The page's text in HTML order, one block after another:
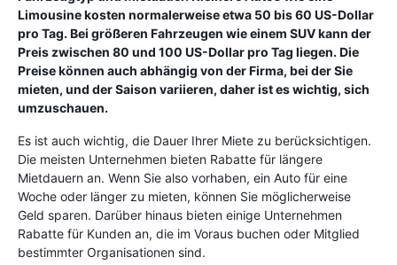
Limousine kosten normalerweise etwa 50 bis 60 US-Dollar
pro Tag. Bei größeren Fahrzeugen wie einem SUV kann der
Preis zwischen 80 und 100 US-Dollar pro Tag liegen. Die
Preise können auch abhängig von der Firma, bei der Sie
mieten, und der Saison variieren, daher ist es wichtig, sich
umzuschauen.
Es ist auch wichtig, die Dauer Ihrer Miete zu berücksichtigen.
Die meisten Unternehmen bieten Rabatte für längere
Mietdauern an. Wenn Sie also vorhaben, ein Auto für eine
Woche oder länger zu mieten, können Sie möglicherweise
Geld sparen. Darüber hinaus bieten einige Unternehmen
Rabatte für Kunden an, die im Voraus buchen oder Mitglied
bestimmter Organisationen sind.